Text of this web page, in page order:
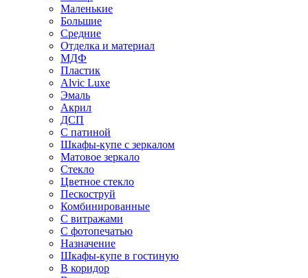
Маленькие
Большие
Средние
Отделка и материал
МДФ
Пластик
Alvic Luxe
Эмаль
Акрил
ДСП
С патиной
Шкафы-купе с зеркалом
Матовое зеркало
Стекло
Цветное стекло
Пескоструй
Комбинированные
С витражами
С фотопечатью
Назначение
Шкафы-купе в гостиную
В коридор